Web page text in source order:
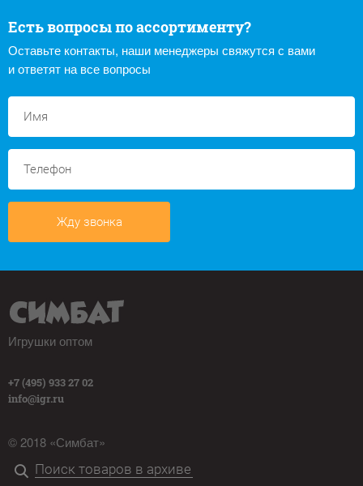
Есть вопросы по ассортименту?
Оставьте контакты, наши менеджеры свяжутся с вами
и ответят на все вопросы
Жду звонка
Игрушки оптом
+7 (495) 933 27 02
info@igr.ru
© 2018 «Симбат»